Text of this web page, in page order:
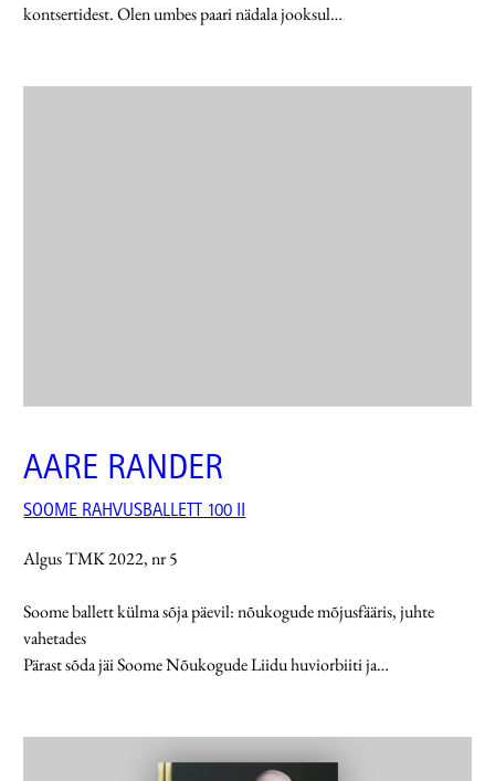
kontsertidest. Olen umbes paari nädala jooksul…
AARE RANDER
SOOME RAHVUSBALLETT 100 II
Algus TMK 2022, nr 5
Soome ballett külma sõja päevil: nõukogude mõjusfääris, juhte
vahetades
Pärast sõda jäi Soome Nõukogude Liidu huviorbiiti ja…